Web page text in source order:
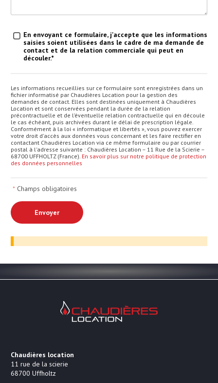
Traitement des données *
En envoyant ce formulaire, j'accepte que les informations
saisies soient utilisées dans le cadre de ma demande de
contact et de la relation commerciale qui peut en
découler.*
Les informations recueillies sur ce formulaire sont enregistrées dans un
fichier informatisé par Chaudières Location pour la gestion des
demandes de contact. Elles sont destinées uniquement à Chaudières
Location et sont conservées pendant la durée de la relation
précontractuelle et de l’éventuelle relation contractuelle qui en découle
le cas échéant, puis archivées durant le délai de prescription légale.
Conformément à la loi « informatique et libertés », vous pouvez exercer
votre droit d'accès aux données vous concernant et les faire rectifier en
contactant Chaudières Location via ce même formulaire ou par courrier
postal à l'adresse suivante : Chaudières Location – 11 Rue de la Scierie –
68700 UFFHOLTZ (France). En savoir plus sur notre politique de protection
des données personnelles
* Champs obligatoires
Chaudières Location Location de
Chaudières location
11 rue de la scierie
68700 Uffholtz